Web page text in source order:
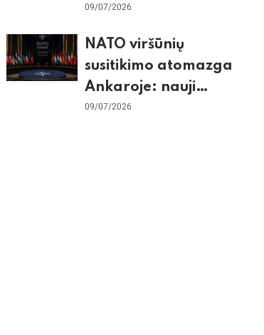
baigtomis, JAV
taikinių Irane
09/07/2026
NATO viršūnių
susitikimo atomazga
Ankaroje: nauji
įsipareigojimai
09/07/2026